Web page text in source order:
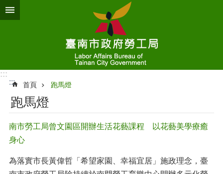
跳到主要內容區塊
:::
:::
首頁 跑馬燈
跑馬燈
南市勞工局曾文園區開辦生活花藝課程 以花藝美學療癒
身心
為落實市長黃偉哲「希望家園、幸福宜居」施政理念，臺